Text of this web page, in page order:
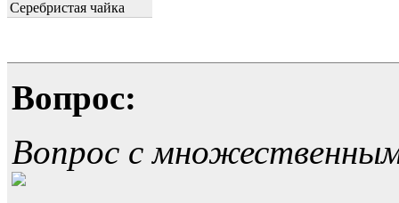
Серебристая чайка
Вопрос:
Вопрос с